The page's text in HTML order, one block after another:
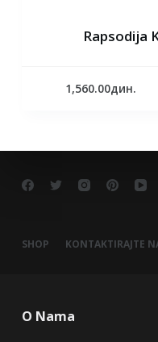
Rapsodija
1,560.00дин.
SHOP KONTAKTIRAJTE
O Nama